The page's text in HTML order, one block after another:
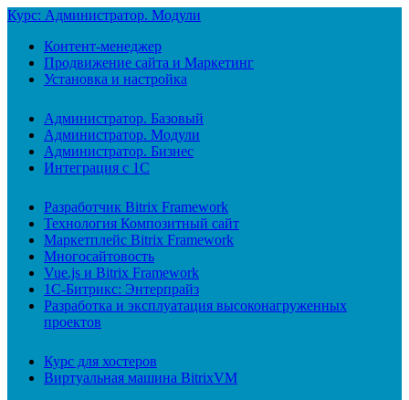
Курс: Администратор. Модули
Контент-менеджер
Продвижение сайта и Маркетинг
Установка и настройка
Администратор. Базовый
Администратор. Модули
Администратор. Бизнес
Интеграция с 1С
Разработчик Bitrix Framework
Технология Композитный сайт
Маркетплейс Bitrix Framework
Многосайтовость
Vue.js и Bitrix Framework
1С-Битрикс: Энтерпрайз
Разработка и эксплуатация высоконагруженных
проектов
Курс для хостеров
Виртуальная машина BitrixVM